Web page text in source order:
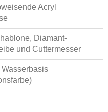
Acryl
Diamant-
und Cuttermesser
Wasserbasis